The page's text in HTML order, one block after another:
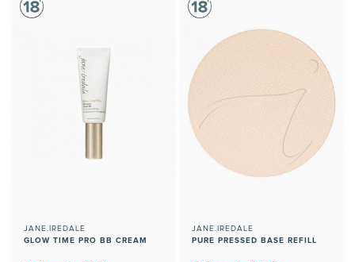
JANE.IREDALE
GLOW TIME PRO BB CREAM
JANE.IREDALE
PURE PRESSED BASE REFILL